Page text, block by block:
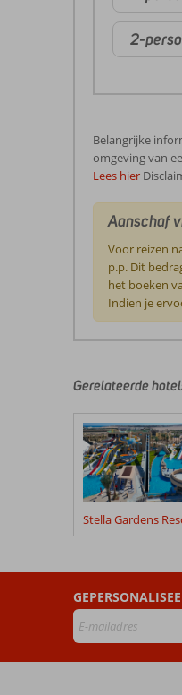
2-
Belangrijke
omgeving van
Lees hier
Aanschaf
Voor reizen
p.p. Dit
het boeken
Indien je
door
klanten
geschreven
na
hun
verblijf
Pickalbatros
die
ouder
Gerelateerde